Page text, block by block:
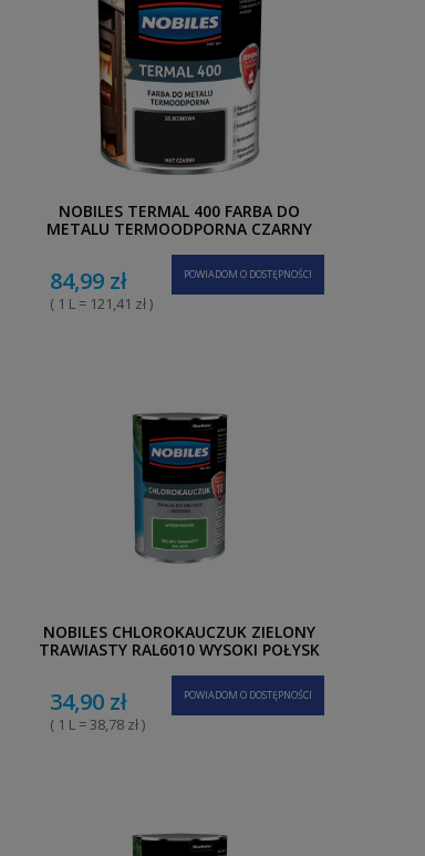
NOBILES TERMAL 400 FARBA DO
METALU TERMOODPORNA CZARNY
84,99 zł
( 1 L = 121,41 zł )
POWIADOM O DOSTĘPNOŚCI
NOBILES CHLOROKAUCZUK ZIELONY
TRAWIASTY RAL6010 WYSOKI POŁYSK
34,90 zł
( 1 L = 38,78 zł )
POWIADOM O DOSTĘPNOŚCI